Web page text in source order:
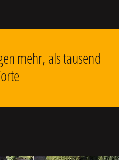
mehr, als tausend